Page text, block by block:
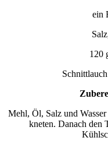
ein
120
Mehl, Öl, Salz und
kneten. Danach den